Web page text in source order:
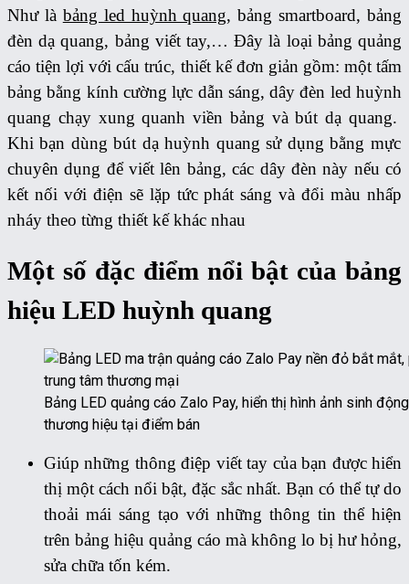
Như là bảng led huỳnh quang, bảng smartboard, bảng
đèn dạ quang, bảng viết tay,…Đây là loại bảng quảng
cáo tiện lợi với cấu trúc, thiết kế đơn giản gồm: một tấm
bảng bằng kính cường lực dẫn sáng, dây đèn led huỳnh
quang chạy xung quanh viền bảng và bút dạ quang.
Khi bạn dùng bút dạ huỳnh quang sử dụng bằng mực
chuyên dụng để viết lên bảng, các dây đèn này nếu có
kết nối với điện sẽ lặp tức phát sáng và đổi màu nhấp
nháy theo từng thiết kế khác nhau
Một số đặc điểm nổi bật của bảng
hiệu LED huỳnh quang
Bảng LED quảng cáo Zalo Pay, hiển thị hình ảnh sinh
thương hiệu tại điểm bán
Giúp những thông điệp viết tay của bạn được hiển
thị một cách nổi bật, đặc sắc nhất. Bạn có thể tự do
thoải mái sáng tạo với những thông tin thể hiện
trên bảng hiệu quảng cáo mà không lo bị hư hỏng,
sửa chữa tốn kém.